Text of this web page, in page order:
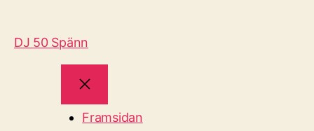
DJ 50 Spänn
Framsidan